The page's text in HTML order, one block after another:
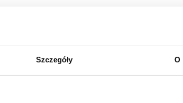
Szczegóły O